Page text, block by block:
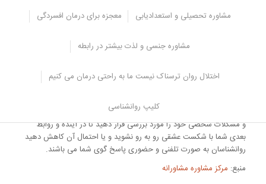
مشاوره تحصیلی و استعدادیابی معجزه برای درمان افسردگی
مشاوره جنسی و لذت بیشتر در رابطه
اختلال روان ترسناک نیست ما به راحتی درمان می کنیم
کلیپ روانشناسی
طی کردن مراحل شکست عشقی زمان بر می باشد و احتمال دارد با چالش
های بسیاری رو به رو شوید به همین دلیل لازم است تا با یک مشاور و
روانشناس در ارتباط باشید تا خودتان را بهتر محک بزنید تا متوجه شوید
همچنین در طی جلسات مشاور و درمانگر به شما کمک می کند تا تعارضات
و مشکلات شخصی خود را مورد بررسی قرار دهید تا در آینده و روابط
بعدی شما با شکست عشقی رو به رو نشوید و یا احتمال آن کاهش دهید
روانشناسان به صورت تلفنی و حضوری پاسخ گوی شما می باشند.
منبع: مرکز مشاوره مشاورانه